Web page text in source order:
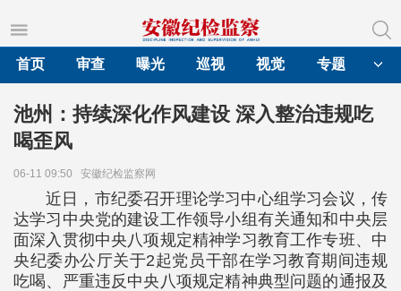
首页
审查 曝光 巡视 视觉 专题
池州：持续深化作风建设 深入整治违规吃
喝歪风
06-11 09:50 安徽纪检监察网
近日，市纪委召开理论学习中心组学习会议，传
达学习中央党的建设工作领导小组有关通知和中央层
面深入贯彻中央八项规定精神学习教育工作专班、中
央纪委办公厅关于2起党员干部在学习教育期间违规
吃喝、严重违反中央八项规定精神典型问题的通报及